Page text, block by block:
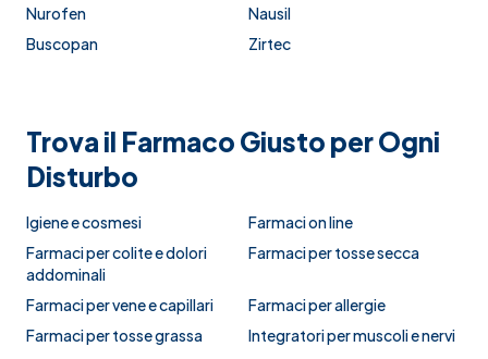
Nurofen
Nausil
Buscopan
Zirtec
Trova il Farmaco Giusto per Ogni
Disturbo
Igiene e cosmesi
Farmaci on line
Farmaci per colite e dolori
addominali
Farmaci per tosse secca
Farmaci per vene e capillari
Farmaci per allergie
Farmaci per tosse grassa
Integratori per muscoli e nervi